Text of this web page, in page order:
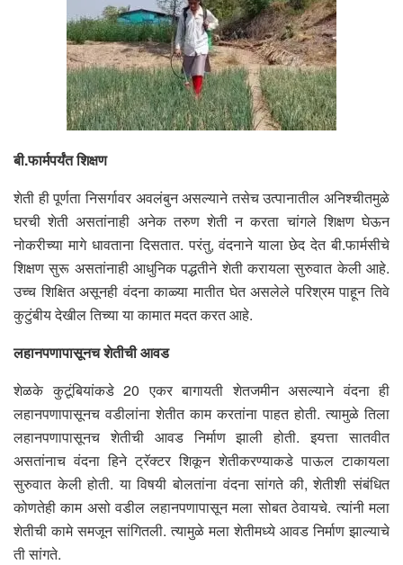
बी.फार्मपर्यंत शिक्षण
शेती ही पूर्णता निसर्गावर अवलंबुन असल्याने तसेच उत्पानातील अनिश्चीतमुळे
घरची शेती असतांनाही अनेक तरुण शेती न करता चांगले शिक्षण घेऊन
नोकरीच्या मागे धावताना दिसतात. परंतु, वंदनाने याला छेद देत बी.फार्मसीचे
शिक्षण सुरू असतांनाही आधुनिक पद्धतीने शेती करायला सुरुवात केली आहे.
उच्च शिक्षित असूनही वंदना काळ्या मातीत घेत असलेले परिश्रम पाहून तिवे
कुटुंबीय देखील तिच्या या कामात मदत करत आहे.
लहानपणापासूनच शेतीची आवड
शेळके कुटूंबियांकडे 20 एकर बागायती शेतजमीन असल्याने वंदना ही
लहानपणापासूनच वडीलांना शेतीत काम करतांना पाहत होती. त्यामुळे तिला
लहानपणापासूनच शेतीची आवड निर्माण झाली होती. इयत्ता सातवीत
असतांनाच वंदना हिने ट्रॅक्टर शिकून शेतीकरण्याकडे पाऊल टाकायला
सुरुवात केली होती. या विषयी बोलतांना वंदना सांगते की, शेतीशी संबंधित
कोणतेही काम असो वडील लहानपणापासून मला सोबत ठेवायचे. त्यांनी मला
शेतीची कामे समजून सांगितली. त्यामुळे मला शेतीमध्ये आवड निर्माण झाल्याचे
ती सांगते.